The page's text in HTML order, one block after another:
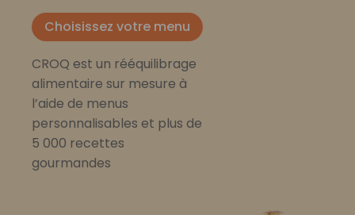
Choisissez votre menu
CROQ est un rééquilibrage
alimentaire sur mesure à
l’aide de menus
personnalisables et plus de
5 000 recettes
gourmandes